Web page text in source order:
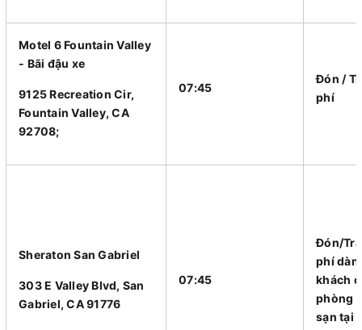
Motel 6 Fountain Valley
- Bãi đậu xe
9125 Recreation Cir,
Fountain Valley, CA
92708;
07:45
Đón /
phí
Sheraton San Gabriel
303 E Valley Blvd, San
Gabriel, CA 91776
07:45
Đón/
phí
khách
phòng
sạn tại